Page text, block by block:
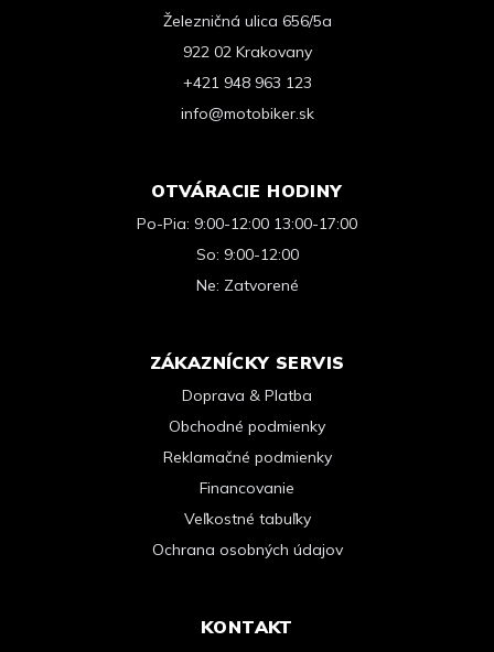
Železničná ulica 656/5a
922 02 Krakovany
+421 948 963 123
info@motobiker.sk
OTVÁRACIE HODINY
Po-Pia: 9:00-12:00 13:00-17:00
So: 9:00-12:00
Ne: Zatvorené
ZÁKAZNÍCKY SERVIS
Doprava & Platba
Obchodné podmienky
Reklamačné podmienky
Financovanie
Veľkostné tabuľky
Ochrana osobných údajov
KONTAKT